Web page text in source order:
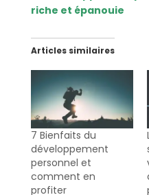
riche et épanouie
Articles similaires
7 Bienfaits du
développement
personnel et
comment en
profiter